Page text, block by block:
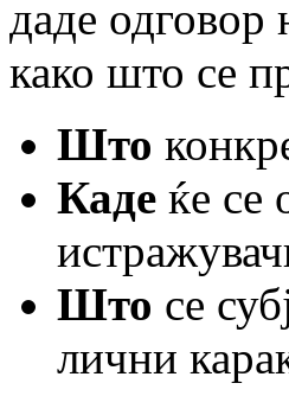
даде одговор
како што се
Што
Каде ќе се
Што се
лични